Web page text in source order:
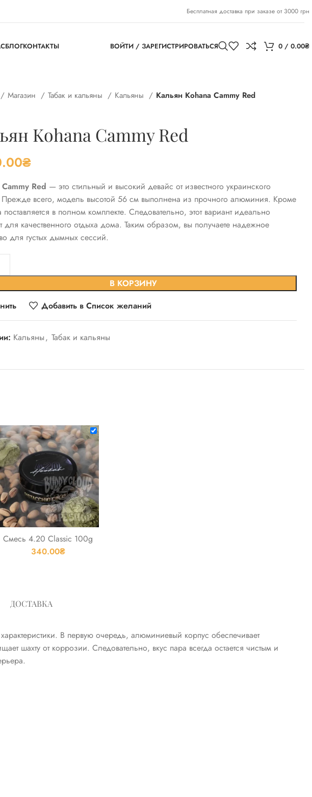
Бесплатная доставка при заказе от 3000 грн
БЛОГКОНТАКТЫ ВОЙТИ / ЗАРЕГИСТРИРОВАТЬСЯ 0 / 0.00₴
Магазин Табак и кальяны Кальяны Кальян Kohana Cammy Red
Kohana Cammy Red
₴
Red — это стильный и высокий девайс от известного украинского
всего, модель высотой 56 см выполнена из прочного алюминия. Кроме
поставляется в полном комплекте. Следовательно, этот вариант идеально
для качественного отдыха дома. Таким образом, вы получаете надежное
для густых дымных сессий.
В КОРЗИНУ
Добавить в Список желаний
Кальяны, Табак и кальяны
Смесь 4.20 Classic 100g
340.00₴
ДОСТАВКА
В первую очередь, алюминиевый корпус обеспечивает
шахту от коррозии. Следовательно, вкус пара всегда остается чистым и